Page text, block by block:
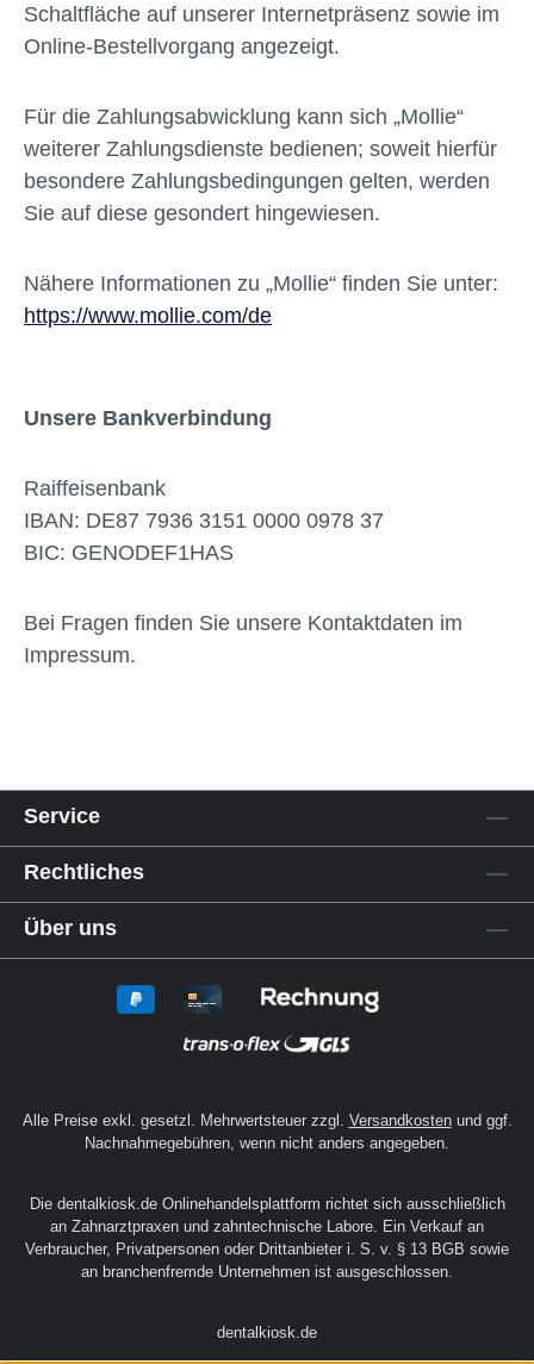
Schaltfläche auf unserer Internetpräsenz sowie im
Online-Bestellvorgang angezeigt.
Für die Zahlungsabwicklung kann sich „Mollie“
weiterer Zahlungsdienste bedienen; soweit hierfür
besondere Zahlungsbedingungen gelten, werden
Sie auf diese gesondert hingewiesen.
Nähere Informationen zu „Mollie“ finden Sie unter:
https://www.mollie.com/de
Unsere Bankverbindung
Raiffeisenbank
IBAN: DE87 7936 3151 0000 0978 37
BIC: GENODEF1HAS
Bei Fragen finden Sie unsere Kontaktdaten im
Impressum.
Service
Rechtliches
Über uns
Alle Preise exkl. gesetzl. Mehrwertsteuer zzgl. Versandkostenund ggf.
Nachnahmegebühren, wenn nicht anders angegeben.
Die dentalkiosk.de Onlinehandelsplattform richtet sich ausschließlich
an Zahnarztpraxen und zahntechnische Labore. Ein Verkauf an
Verbraucher, Privatpersonen oder Drittanbieter i. S. v. § 13 BGB sowie
an branchenfremde Unternehmen ist ausgeschlossen.
dentalkiosk.de